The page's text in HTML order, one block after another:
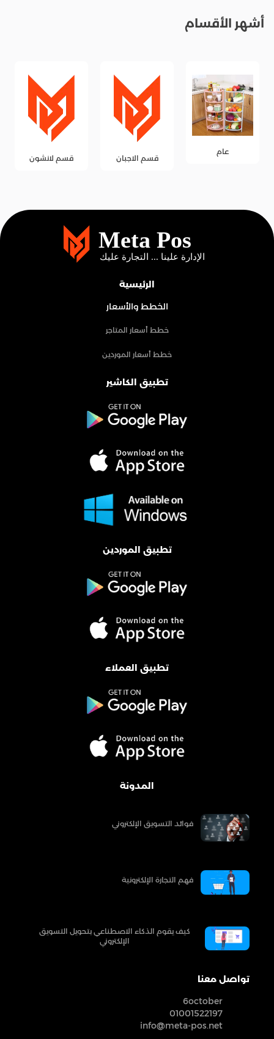
أشهر الأقسام
عام
قسم الاجبان قسم لانشون
الرئيسية
الخطط والأسعار
خطط أسعار المتاجر
خطط أسعار الموردين
تطبيق الكاشير
تطبيق الموردين
تطبيق العملاء
المدونة
فوائد التسويق الإلكتروني
فهم التجارة الإلكترونية
كيف يقوم الذكاء الاصطناعي بتحويل التسويق
الإلكتروني
تواصل معنا
6october
01001522197
info@meta-pos.net